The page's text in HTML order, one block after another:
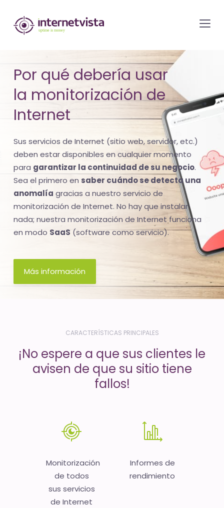
Monitorización
de
internetvista
control
del
sitio
web
y
de
los
servicios
de
Internet
-
tiempo
(activo)
es
Por qué debería usar
la monitorización de
Internet
Sus servicios de Internet (sitio web, servidor, etc.)
deben estar disponibles en cualquier momento
para garantizar la continuidad de su negocio.
Sea el primero en saber cuándo se detecta una
anomalía gracias a nuestro servicio de
monitorización de Internet. No hay que instalar
nada; nuestra monitorización de Internet funciona
en modo SaaS (software como servicio).
Más información
CARACTERÍSTICAS PRINCIPALES
¡No espere a que sus clientes le
avisen de que su sitio tiene
fallos!
Monitorización
de todos
sus servicios
de Internet
Informes de
rendimiento